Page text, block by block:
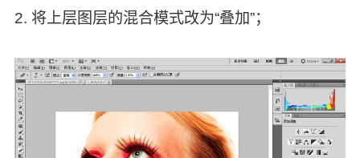
2. 将上层图层的混合模式改为“叠加”；